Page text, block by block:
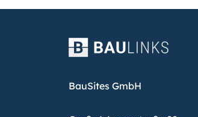
BauSites GmbH